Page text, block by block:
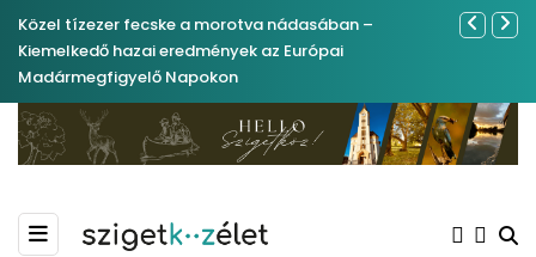
Közel tízezer fecske a morotva nádasában –
Kiemelkedő hazai eredmények az Európai
Madármegfigyelő Napokon
Ferenc